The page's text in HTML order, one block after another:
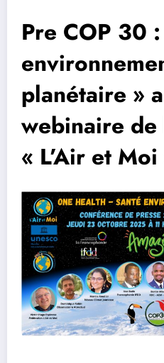
Pre COP 30
planétaire »
webinaire
« L’Air et Moi